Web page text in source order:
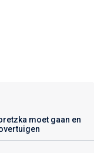
moet gaan en